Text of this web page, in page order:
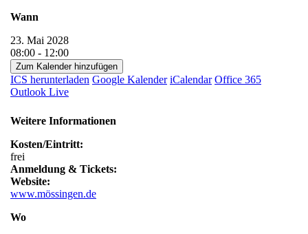
Wann
23. Mai 2028
08:00 - 12:00
Zum Kalender hinzufügen
ICS herunterladen Google Kalender iCalendar Office 365
Outlook Live
Weitere Informationen
Kosten/Eintritt:
frei
Anmeldung & Tickets:
Website:
www.mössingen.de
Wo